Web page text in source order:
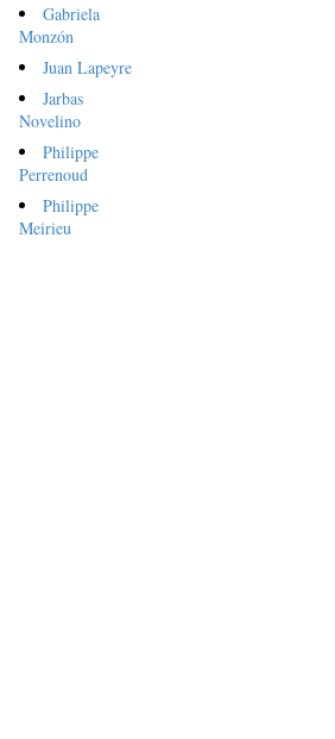
Gabriela
Monzón
Juan Lapeyre
Jarbas
Novelino
Philippe
Perrenoud
Philippe
Meirieu